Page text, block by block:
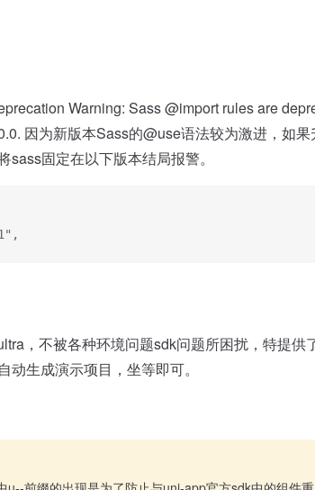
Warning: Sass @import rules are
因为新版本Sass的@use语法较为激进，如
固定在以下版本结局报警。
，不被各种环境问题sdk问题所困扰，特提供
生成演示项目，坐等即可。